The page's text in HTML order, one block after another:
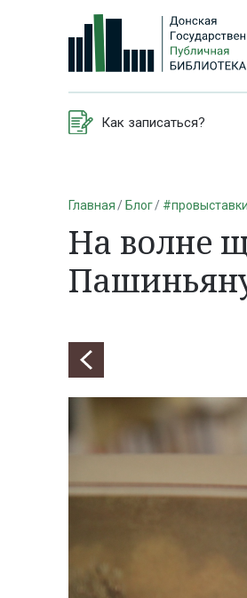
Как записаться?
Главная Блог #провыставки
На волне